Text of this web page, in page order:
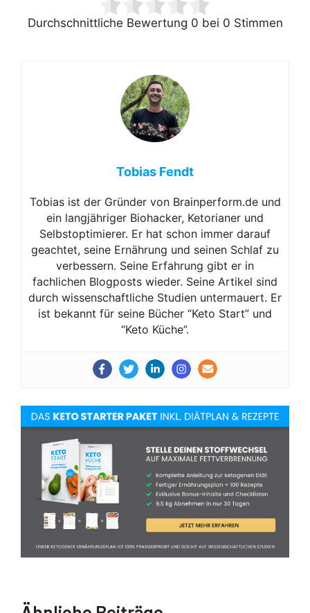
Durchschnittliche Bewertung 0 bei 0 Stimmen
Tobias Fendt
Tobias ist der Gründer von Brainperform.de und
ein langjähriger Biohacker, Ketorianer und
Selbstoptimierer. Er hat schon immer darauf
geachtet, seine Ernährung und seinen Schlaf zu
verbessern. Seine Erfahrung gibt er in
fachlichen Blogposts wieder. Seine Artikel sind
durch wissenschaftliche Studien untermauert. Er
ist bekannt für seine Bücher “Keto Start” und
“Keto Küche”.